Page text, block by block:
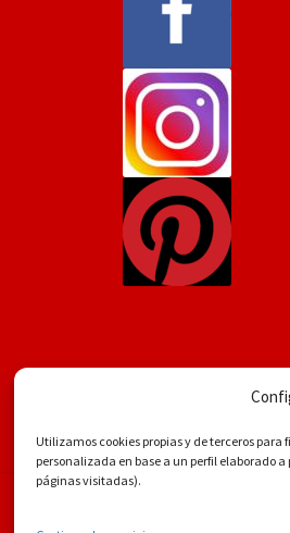
Utilizamos cookies propias y de terceros
personalizada en base a un perfil elaborado
páginas visitadas).